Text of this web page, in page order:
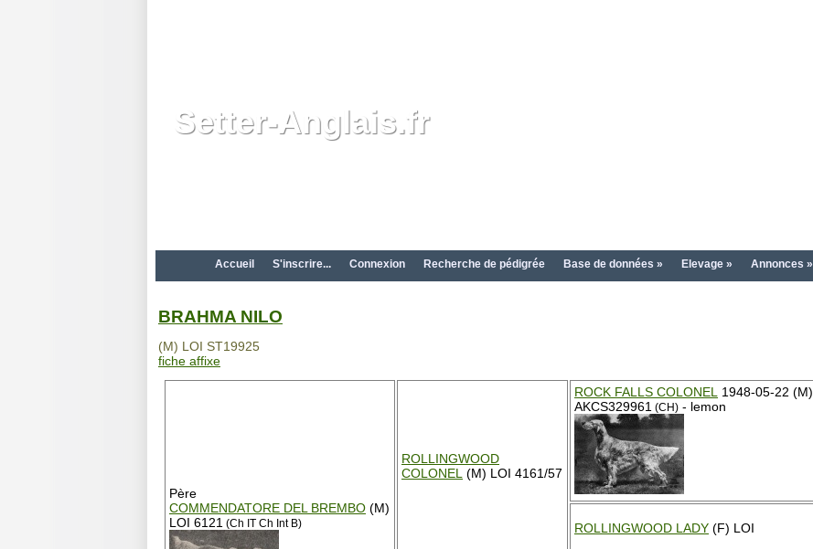
Setter-Anglais.fr
Accueil S'inscrire... Connexion Recherche de pédigrée Base de données » Elevage » Annonces »
BRAHMA NILO
(M) LOI ST19925
fiche affixe
Père
COMMENDATORE DEL BREMBO (M)
LOI 6121 (Ch IT Ch Int B)
ROLLINGWOOD
COLONEL (M) LOI 4161/57
ROCK FALLS COLONEL
1948-05-22 (M)
AKCS329961 (CH) - lemon
ROLLINGWOOD LADY (F) LOI